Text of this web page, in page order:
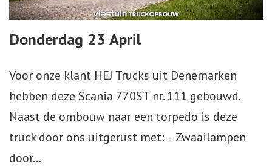
Donderdag 23 April
Voor onze klant HEJ Trucks uit Denemarken
hebben deze Scania 770ST nr. 111 gebouwd.
Naast de ombouw naar een torpedo is deze
truck door ons uitgerust met: – Zwaailampen
door…